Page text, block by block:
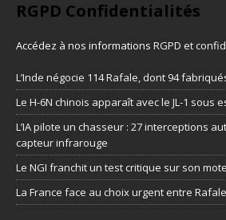
RGPD Confidentialités
Accédez à nos informations RGPD et
L’Inde négocie 114 Rafale, dont 94
Le H-6N chinois apparaît avec le JL-1 sous
L’IA pilote un chasseur : 27 interceptions
capteur infrarouge
Le NGI franchit un test critique sur son
La France face au choix urgent entre